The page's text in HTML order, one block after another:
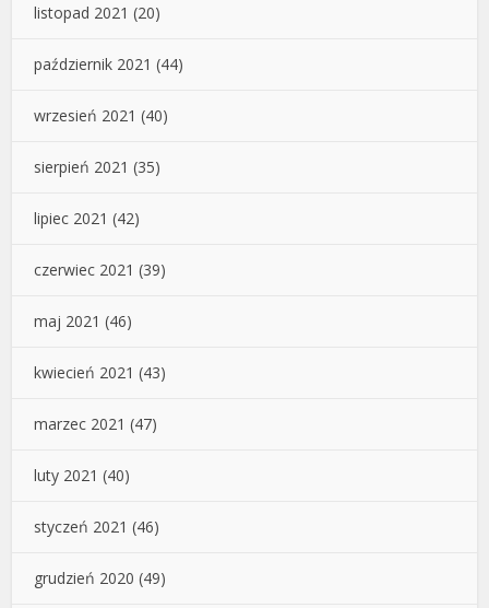
listopad 2021 (20)
październik 2021 (44)
wrzesień 2021 (40)
sierpień 2021 (35)
lipiec 2021 (42)
czerwiec 2021 (39)
maj 2021 (46)
kwiecień 2021 (43)
marzec 2021 (47)
luty 2021 (40)
styczeń 2021 (46)
grudzień 2020 (49)